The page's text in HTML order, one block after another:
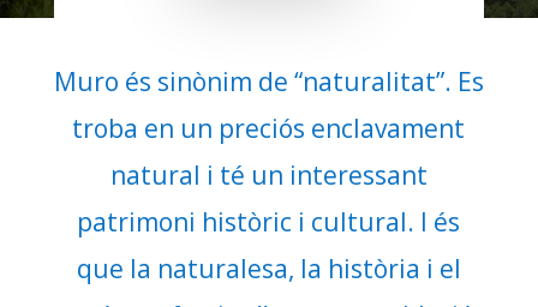
Muro és sinònim de “naturalitat”. Es
troba en un preciós enclavament
natural i té un interessant
patrimoni històric i cultural. I és
que la naturalesa, la història i el